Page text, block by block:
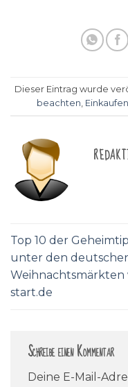
Dieser Eintrag wurde
beachten Einkaufen
Top 10 der
unter den
Weihnachtsmärkten
start.de
Schreibe einen Kommentar
Deine E-Mail-